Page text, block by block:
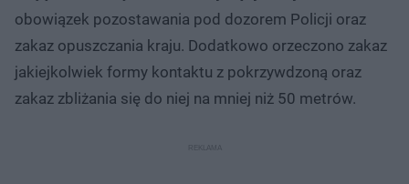
obowiązek pozostawania pod dozorem Policji oraz
zakaz opuszczania kraju. Dodatkowo orzeczono zakaz
jakiejkolwiek formy kontaktu z pokrzywdzoną oraz
zakaz zbliżania się do niej na mniej niż 50 metrów.